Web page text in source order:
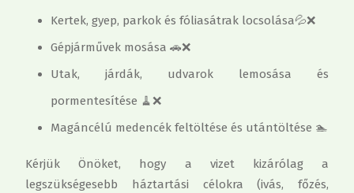
Kertek, gyep, parkok és fóliasátrak locsolása💦❌
Gépjárművek mosása 🚗❌
Utak, járdák, udvarok lemosása és
pormentesítése 🧹❌
Magáncélú medencék feltöltése és utántöltése 🏊
Kérjük Önöket, hogy a vizet kizárólag a
legszükségesebb háztartási célokra (ivás, főzés,